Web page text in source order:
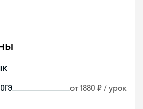
от 1880 ₽ / урок